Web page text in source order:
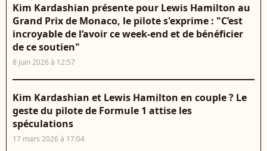
Kim Kardashian présente pour Lewis Hamilton au
Grand Prix de Monaco, le pilote s'exprime : "C’est
incroyable de l’avoir ce week-end et de bénéficier
de ce soutien"
8 juin 2026 à 12:57
Kim Kardashian et Lewis Hamilton en couple ? Le
geste du pilote de Formule 1 attise les
spéculations
17 mars 2026 à 17:04